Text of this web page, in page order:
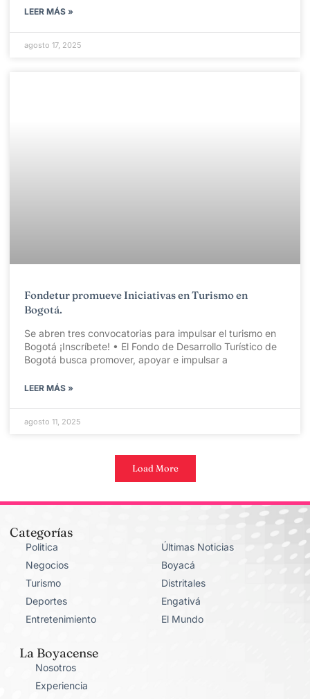
LEER MÁS »
agosto 17, 2025
Fondetur promueve Iniciativas en Turismo en
Bogotá.
Se abren tres convocatorias para impulsar el turismo en
Bogotá ¡Inscríbete! • El Fondo de Desarrollo Turístico de
Bogotá busca promover, apoyar e impulsar a
LEER MÁS »
agosto 11, 2025
Load More
Categorías
Politica
Negocios
Turismo
Deportes
Entretenimiento
Últimas Noticias
Boyacá
Distritales
Engativá
El Mundo
La Boyacense
Nosotros
Experiencia